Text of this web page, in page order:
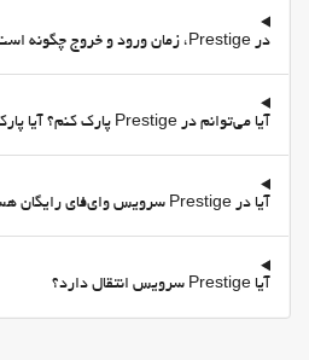
پارکینگ امن
اینترنت
وای-فای
وای‌فای در تمامی بخش‌ها در دسترس است
وای‌فای رایگان
اینترنت
خدمات خانه داری
در Prestige، زمان ورود و خروج چگونه است؟
آیا می‌توانم در Prestige پارک کنم؟ آیا پارکینگ دارد؟
آیا در Prestige سرویس وای‌فای رایگان هست؟
آیا Prestige سرویس انتقال دارد؟